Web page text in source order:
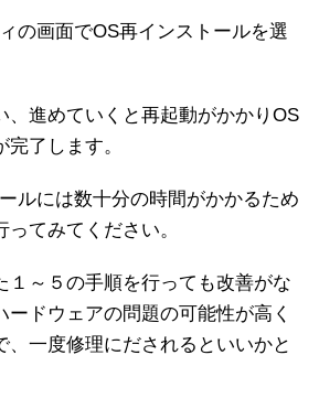
の画面でOS再インストールを選
進めていくと再起動がかかりOS
了します。
ルには数十分の時間がかかるため
てみてください。
１～５の手順を行っても改善がな
ードウェアの問題の可能性が高く
、一度修理にだされるといいかと